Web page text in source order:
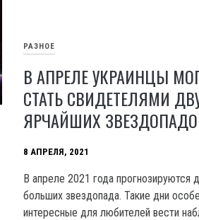
РАЗНОЕ
В АПРЕЛЕ УКРАИНЦЫ
СТАТЬ СВИДЕТЕЛЯМИ
ЯРЧАЙШИХ
8 АПРЕЛЯ, 2021
В апреле 2021 года прогнозируются
больших звездопада. Такие дни
интересные для любителей вести